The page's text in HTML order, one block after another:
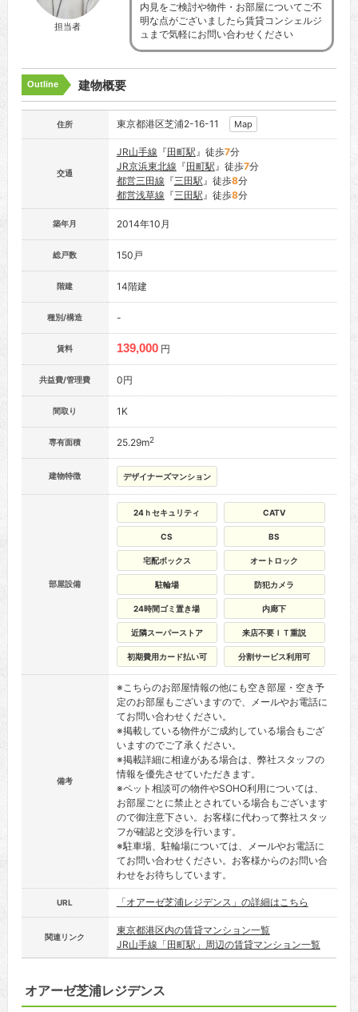
担当者
内見をご検討や物件・お部屋についてご不
明な点がございましたら賃貸コンシェルジ
ュまで気軽にお問い合わせください
Outline 建物概要
住所 東京都港区芝浦2-16-11 Map
交通
JR山手線 『田町駅』徒歩7分
JR京浜東北線 『田町駅』徒歩7分
都営三田線 『三田駅』徒歩8分
都営浅草線 『三田駅』徒歩8分
築年月 2014年10月
総戸数 150戸
階建 14階建
種別/構造 -
賃料 139,000 円
共益費/管理費 0円
間取り 1K
専有面積 25.29m2
建物特徴 デザイナーズマンション
部屋設備
24ｈセキュリティ CATV
CS BS
宅配ボックス オートロック
駐輪場 防犯カメラ
24時間ゴミ置き場 内廊下
近隣スーパーストア 来店不要ＩＴ重説
初期費用カード払い可 分割サービス利用可
備考
※こちらのお部屋情報の他にも空き部屋・空き予
定のお部屋もございますので、メールやお電話に
てお問い合わせください。
※掲載している物件がご成約している場合もござ
いますのでご了承ください。
※掲載詳細に相違がある場合は、弊社スタッフの
情報を優先させていただきます。
※ペット相談可の物件やSOHO利用については、
お部屋ごとに禁止とされている場合もございます
ので御注意下さい。お客様に代わって弊社スタッ
フが確認と交渉を行います。
※駐車場、駐輪場については、メールやお電話に
てお問い合わせください。お客様からのお問い合
わせをお待ちしています。
URL 「オアーゼ芝浦レジデンス」の詳細はこちら
関連リンク
東京都港区内の賃貸マンション一覧
JR山手線「田町駅」周辺の賃貸マンション一覧
オアーゼ芝浦レジデンス